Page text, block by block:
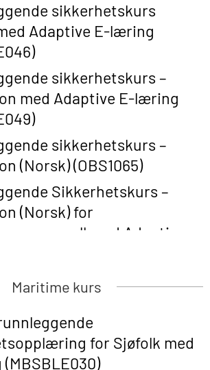
sikkerhetskurs
Adaptive E-læring
sikkerhetskurs –
med Adaptive E-læring
sikkerhetskurs –
(Norsk) (OBS1065)
Sikkerhetskurs –
(Norsk) for
med Adaptive
Training (English) – with
Training – Refresher
with E-learning
Maritime kurs
for Sjøfolk med